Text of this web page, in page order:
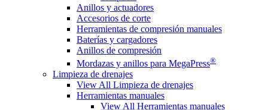
Anillos y actuadores
Accesorios de corte
Herramientas de compresión manuales
Baterías y cargadores
Anillos de compresión
Mordazas y anillos para MegaPress®
Limpieza de drenajes
View All Limpieza de drenajes
Herramientas manuales
View All Herramientas manuales